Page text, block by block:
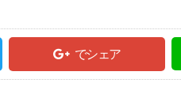
でシェア